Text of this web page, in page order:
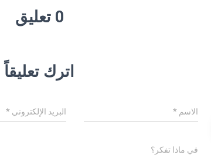
0 تعليق
اترك تعليقاً
الاسم * البريد الإلكتروني *
في ماذا تفكر؟